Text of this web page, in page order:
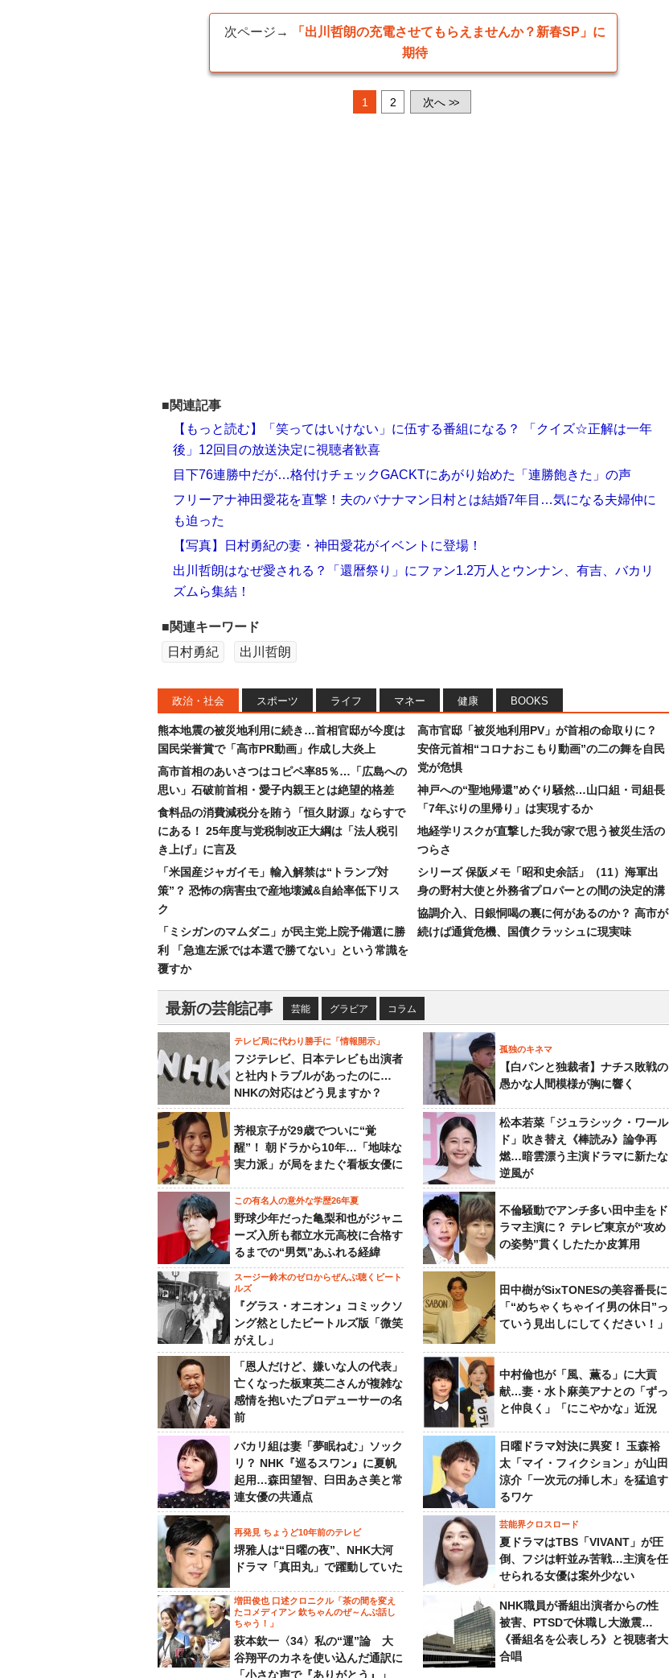
次ページ→
「出川哲朗の充電させてもらえませんか？新春SP」に
期待
1 2 次へ >>
■関連記事
【もっと読む】「笑ってはいけない」に伍する番組になる？ 「クイズ☆正解は一年
後」12回目の放送決定に視聴者歓喜
目下76連勝中だが…格付けチェックGACKTにあがり始めた「連勝飽きた」の声
フリーアナ神田愛花を直撃！夫のバナナマン日村とは結婚7年目…気になる夫婦仲に
も迫った
【写真】日村勇紀の妻・神田愛花がイベントに登場！
出川哲朗はなぜ愛される？「還暦祭り」にファン1.2万人とウンナン、有吉、バカリ
ズムら集結！
■関連キーワード
日村勇紀
出川哲朗
政治・社会 スポーツ ライフ マネー 健康 BOOKS
熊本地震の被災地利用に続き…首相官邸が今度は
国民栄誉賞で「高市PR動画」作成し大炎上
高市首相のあいさつはコピペ率85％…「広島への
思い」石破前首相・愛子内親王とは絶望的格差
食料品の消費減税分を賄う「恒久財源」ならすで
にある！ 25年度与党税制改正大綱は「法人税引
き上げ」に言及
「米国産ジャガイモ」輸入解禁は“トランプ対
策”？ 恐怖の病害虫で産地壊滅&自給率低下リス
ク
「ミシガンのマムダニ」が民主党上院予備選に勝
利 「急進左派では本選で勝てない」という常識を
覆すか
高市官邸「被災地利用PV」が首相の命取りに？
安倍元首相“コロナおこもり動画”の二の舞を自民
党が危惧
神戸への“聖地帰還”めぐり騒然…山口組・司組長
「7年ぶりの里帰り」は実現するか
地経学リスクが直撃した我が家で思う被災生活の
つらさ
シリーズ 保阪メモ「昭和史余話」（11）海軍出
身の野村大使と外務省プロパーとの間の決定的溝
協調介入、日銀恫喝の裏に何があるのか？ 高市が
続けば通貨危機、国債クラッシュに現実味
最新の芸能記事 芸能 グラビア コラム
テレビ局に代わり勝手に「情報開示」
フジテレビ、日本テレビも出演者
と社内トラブルがあったのに…
NHKの対応はどう見ますか？
孤独のキネマ
【白パンと独裁者】ナチス敗戦の
愚かな人間模様が胸に響く
芳根京子が29歳でついに“覚
醒”！ 朝ドラから10年…「地味な
実力派」が局をまたぐ看板女優に
松本若菜「ジュラシック・ワール
ド」吹き替え《棒読み》論争再
燃…暗雲漂う主演ドラマに新たな
逆風が
この有名人の意外な学歴26年夏
野球少年だった亀梨和也がジャニ
ーズ入所も都立水元高校に合格す
るまでの“男気”あふれる経緯
不倫騒動でアンチ多い田中圭をド
ラマ主演に？ テレビ東京が“攻め
の姿勢”貫くしたたか皮算用
スージー鈴木のゼロからぜんぶ聴くビート
ルズ
『グラス・オニオン』コミックソ
ング然としたビートルズ版「微笑
がえし」
田中樹がSixTONESの美容番長に
「“めちゃくちゃイイ男の休日”っ
ていう見出しにしてください！」
「恩人だけど、嫌いな人の代表」
亡くなった板東英二さんが複雑な
感情を抱いたプロデューサーの名
前
中村倫也が「風、薫る」に大貢
献…妻・水卜麻美アナとの「ずっ
と仲良く」「にこやかな」近況
バカリ組は妻「夢眠ねむ」ソック
リ？ NHK『巡るスワン』に夏帆
起用…森田望智、臼田あさ美と常
連女優の共通点
日曜ドラマ対決に異変！ 玉森裕
太「マイ・フィクション」が山田
涼介「一次元の挿し木」を猛追す
るワケ
再発見 ちょうど10年前のテレビ
堺雅人は“日曜の夜”、NHK大河
ドラマ「真田丸」で躍動していた
芸能界クロスロード
夏ドラマはTBS「VIVANT」が圧
倒、フジは軒並み苦戦…主演を任
せられる女優は案外少ない
増田俊也 口述クロニクル「茶の間を変え
たコメディアン 欽ちゃんのぜ～んぶ話し
ちゃう！」
萩本欽一〈34〉私の“運”論 大
谷翔平のカネを使い込んだ通訳に
「小さな声で『ありがとう』」
NHK職員が番組出演者からの性
被害、PTSDで休職し大激震…
《番組名を公表しろ》と視聴者大
合唱